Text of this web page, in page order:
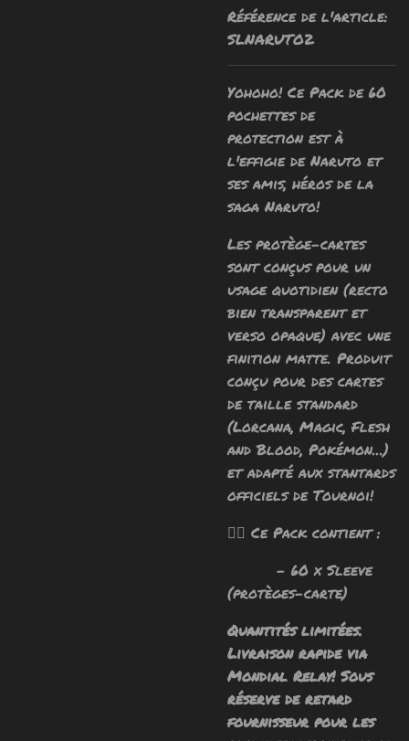
Référence de l'article:
SLNARUTO2
Yohoho! Ce Pack de 60
pochettes de
protection està
l'effigie de Naruto et
ses amis, héros de la
saga Naruto!
Les protège-cartes
sont conçus pour un
usage quotidien (recto
bien transparent et
verso opaque) avec une
finition matte. Produit
conçu pour des cartes
de taille standard
(Lorcana, Magic, Flesh
and Blood, Pokémon...)
et adapté aux stantards
officiels de Tournoi!
🧙‍♂️ Ce Pack contient :
- 60 x Sleeve
(protèges-carte)
Quantités limitées.
Livraison rapide via
Mondial Relay! Sous
réserve de retard
fournisseur pour les